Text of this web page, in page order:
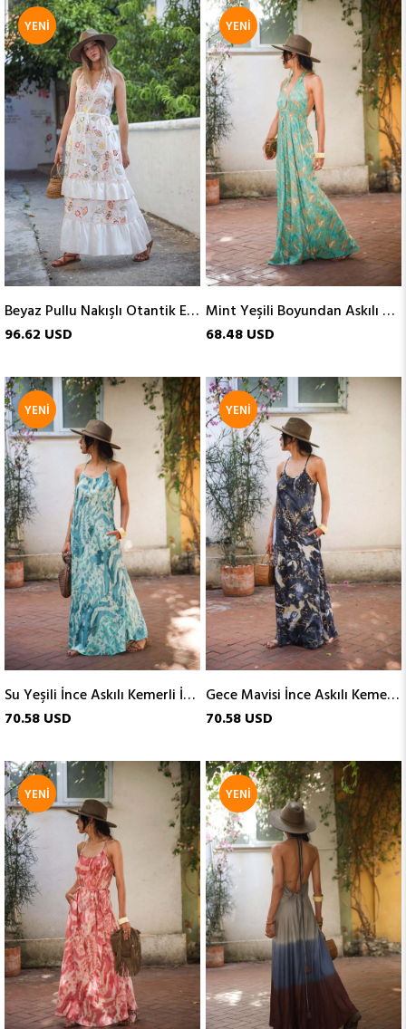
Beyaz Pullu Nakışlı Otantik Elbise
96.62 USD
YENI
ÜRÜN
Mint Yeşili Boyundan Askılı Gipeli İpek Elbise
68.48 USD
YENI
ÜRÜN
Su Yeşili İnce Askılı Kemerli İpek Elbise
70.58 USD
YENI
ÜRÜN
Gece Mavisi İnce Askılı Kemerli İpek Elbise
70.58 USD
YENI
ÜRÜN
YENI
ÜRÜN
YENI
ÜRÜN